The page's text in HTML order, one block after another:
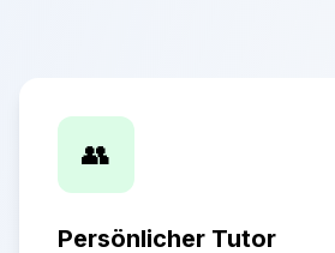
👥
Persönlicher Tutor